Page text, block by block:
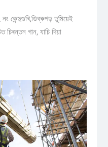
কেন্দুগুৰি,ডিব্ৰুগড় তুমিয়েই
চিৰন্তন গান, যাচি দিয়া